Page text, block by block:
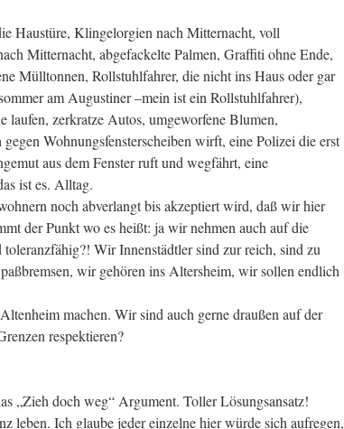
Haustüre, Klingelorgien nach Mitternacht, voll
Mitternacht, abgefackelte Palmen, Graffiti ohne Ende,
Mülltonnen, Rollstuhlfahrer, die nicht ins Haus oder gar
am Augustiner –mein ist ein Rollstuhlfahrer),
laufen, zerkratze Autos, umgeworfene Blumen,
Wohnungsfensterscheiben wirft, eine Polizei die erst
aus dem Fenster ruft und wegfährt, eine
ist es. Alltag.
noch abverlangt bis akzeptiert wird, daß wir hier
der Punkt wo es heißt: ja wir nehmen auch auf die
Wir Innenstädtler sind zur reich, sind zu
wir gehören ins Altersheim, wir sollen endlich
machen. Wir sind auch gerne draußen auf der
respektieren?
„Zieh doch weg“ Argument. Toller Lösungsansatz!
Ich glaube jeder einzelne hier würde sich aufregen,